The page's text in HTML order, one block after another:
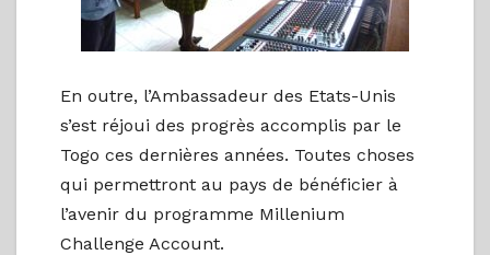
En outre, l’Ambassadeur des Etats-Unis
s’est réjoui des progrès accomplis par le
Togo ces dernières années. Toutes choses
qui permettront au pays de bénéficier à
l’avenir du programme Millenium
Challenge Account.